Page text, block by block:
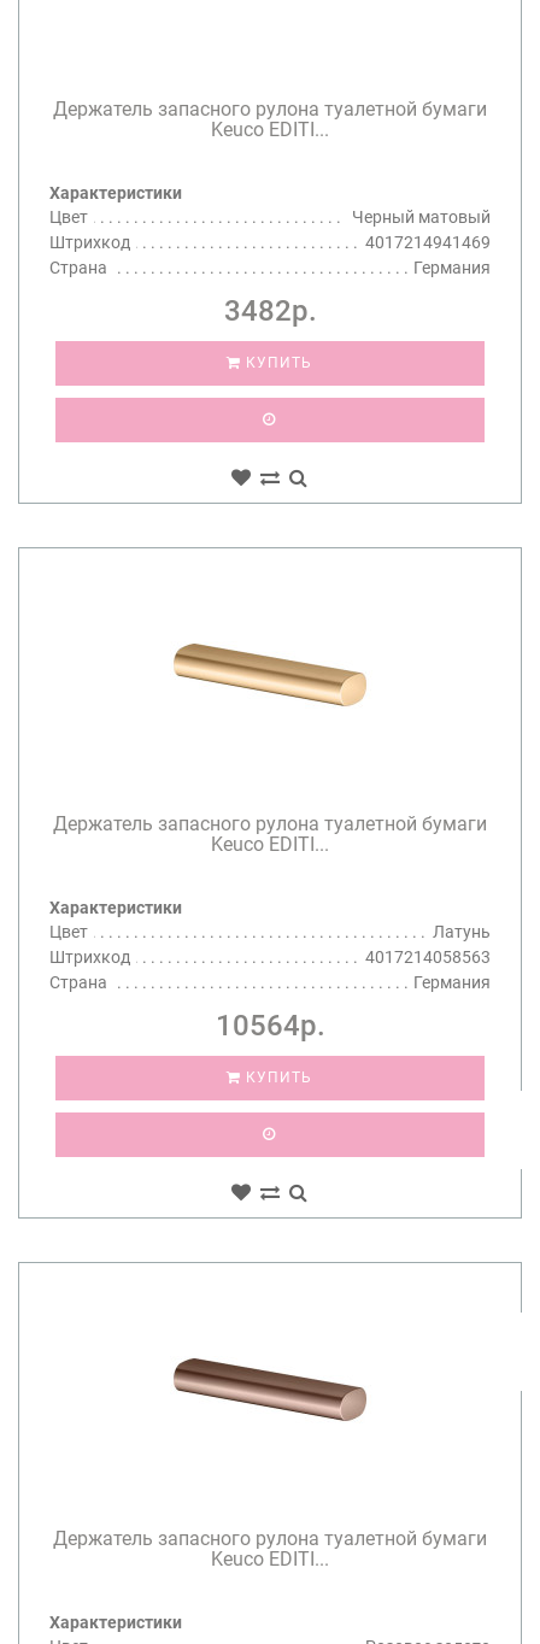
Держатель запасного рулона туалетной бумаги
Keuco EDITI...
Характеристики
Цвет
Черный матовый
Штрихкод
4017214941469
Страна
Германия
3482р.
КУПИТЬ
Держатель запасного рулона туалетной бумаги
Keuco EDITI...
Характеристики
Цвет
Латунь
Штрихкод
4017214058563
Страна
Германия
10564р.
КУПИТЬ
Держатель запасного рулона туалетной бумаги
Keuco EDITI...
Характеристики